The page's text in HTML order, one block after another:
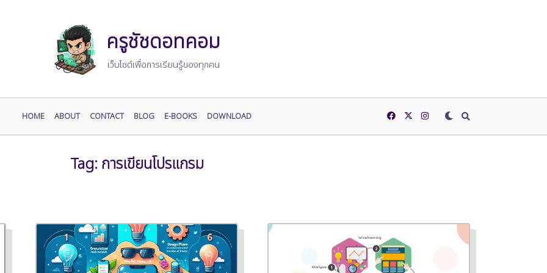
ครูชัชดอทคอม
เว็บไซต์เพื่อการเรียนรู้ของทุกคน
HOME ABOUT CONTACT BLOG E-BOOKS DOWNLOAD
Tag: การเขียนโปรแกรม